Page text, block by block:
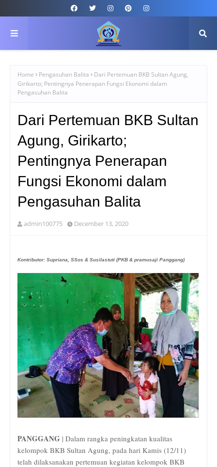
Home Pengasuhan Balita
Dari Pertemuan BKB Sultan Agung,
Girikarto; Pentingnya Penerapan Fungsi Ekonomi dalam
Pengasuhan Balita
Dari Pertemuan BKB Sultan
Agung, Girikarto;
Pentingnya Penerapan
Fungsi Ekonomi dalam
Pengasuhan Balita
admin100775 December 13, 2020
Kontributor: Supriana, SSos & Susilastuti (PKB & pramusaji Panggang)
PANGGANG | Dalam rangka peningkatan kualitas
kelompok BKB Sultan Agung, pada hari Kamis (12/11)
telah dilaksanakan pertemuan kegiatan kelompok BKB